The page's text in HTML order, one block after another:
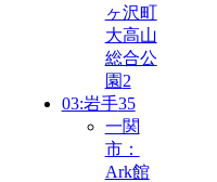
ヶ沢町
大高山
総合公
園 2
03:岩手35
一関
市：
Ark館